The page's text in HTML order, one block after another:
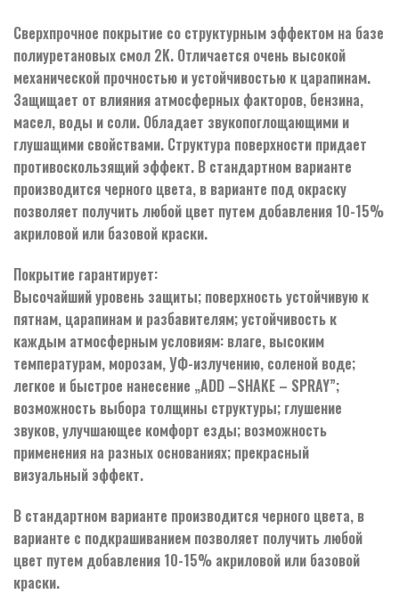
Сверхпрочное покрытие со структурным эффектом на базе
полиуретановых смол 2K. Отличается очень высокой
механической прочностью и устойчивостью к царапинам.
Защищает от влияния атмосферных факторов, бензина,
масел, воды и соли. Обладает звукопоглощающими и
глушащими свойствами. Структура поверхности придает
противоскользящий эффект. В стандартном варианте
производится черного цвета, в варианте под окраску
позволяет получить любой цвет путем добавления 10-15%
акриловой или базовой краски.
Покрытие гарантирует:
Высочайший уровень защиты; поверхность устойчивую к
пятнам, царапинам и разбавителям; устойчивость к
каждым атмосферным условиям: влаге, высоким
температурам, морозам, УФ-излучению, соленой воде;
легкое и быстрое нанесение „ADD –SHAKE – SPRAY”;
возможность выбора толщины структуры; глушение
звуков, улучшающее комфорт езды; возможность
применения на разных основаниях; прекрасный
визуальный эффект.
В стандартном варианте производится черного цвета, в
варианте с подкрашиванием позволяет получить любой
цвет путем добавления 10-15% акриловой или базовой
краски.